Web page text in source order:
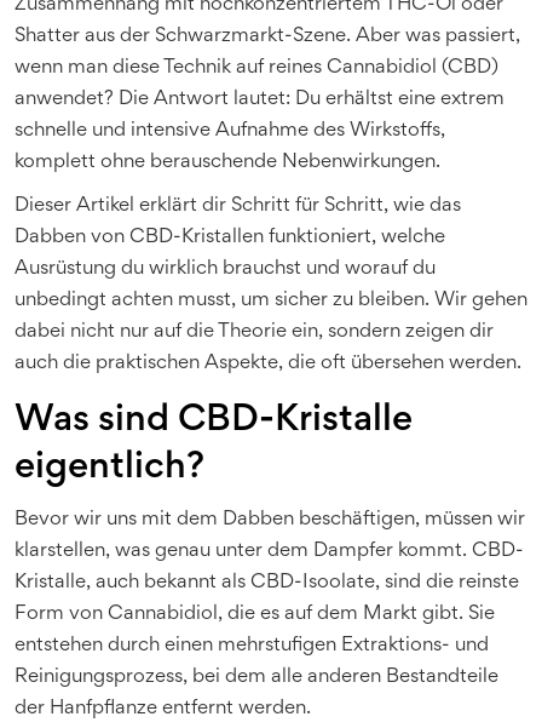
Zusammenhang mit hochkonzentriertem THC-Öl oder
Shatter aus der Schwarzmarkt-Szene. Aber was passiert,
wenn man diese Technik auf reines Cannabidiol (CBD)
anwendet? Die Antwort lautet: Du erhältst eine extrem
schnelle und intensive Aufnahme des Wirkstoffs,
komplett ohne berauschende Nebenwirkungen.
Dieser Artikel erklärt dir Schritt für Schritt, wie das
Dabben von CBD-Kristallen funktioniert, welche
Ausrüstung du wirklich brauchst und worauf du
unbedingt achten musst, um sicher zu bleiben. Wir gehen
dabei nicht nur auf die Theorie ein, sondern zeigen dir
auch die praktischen Aspekte, die oft übersehen werden.
Was sind CBD-Kristalle
eigentlich?
Bevor wir uns mit dem Dabben beschäftigen, müssen wir
klarstellen, was genau unter dem Dampfer kommt. CBD-
Kristalle, auch bekannt als CBD-Isoolate, sind die reinste
Form von Cannabidiol, die es auf dem Markt gibt. Sie
entstehen durch einen mehrstufigen Extraktions- und
Reinigungsprozess, bei dem alle anderen Bestandteile
der Hanfpflanze entfernt werden.